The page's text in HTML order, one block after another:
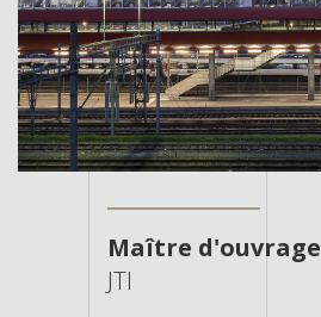
Maître d'ouvrage
JTI